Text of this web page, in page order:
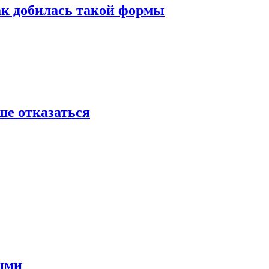
добилась такой формы
отказаться